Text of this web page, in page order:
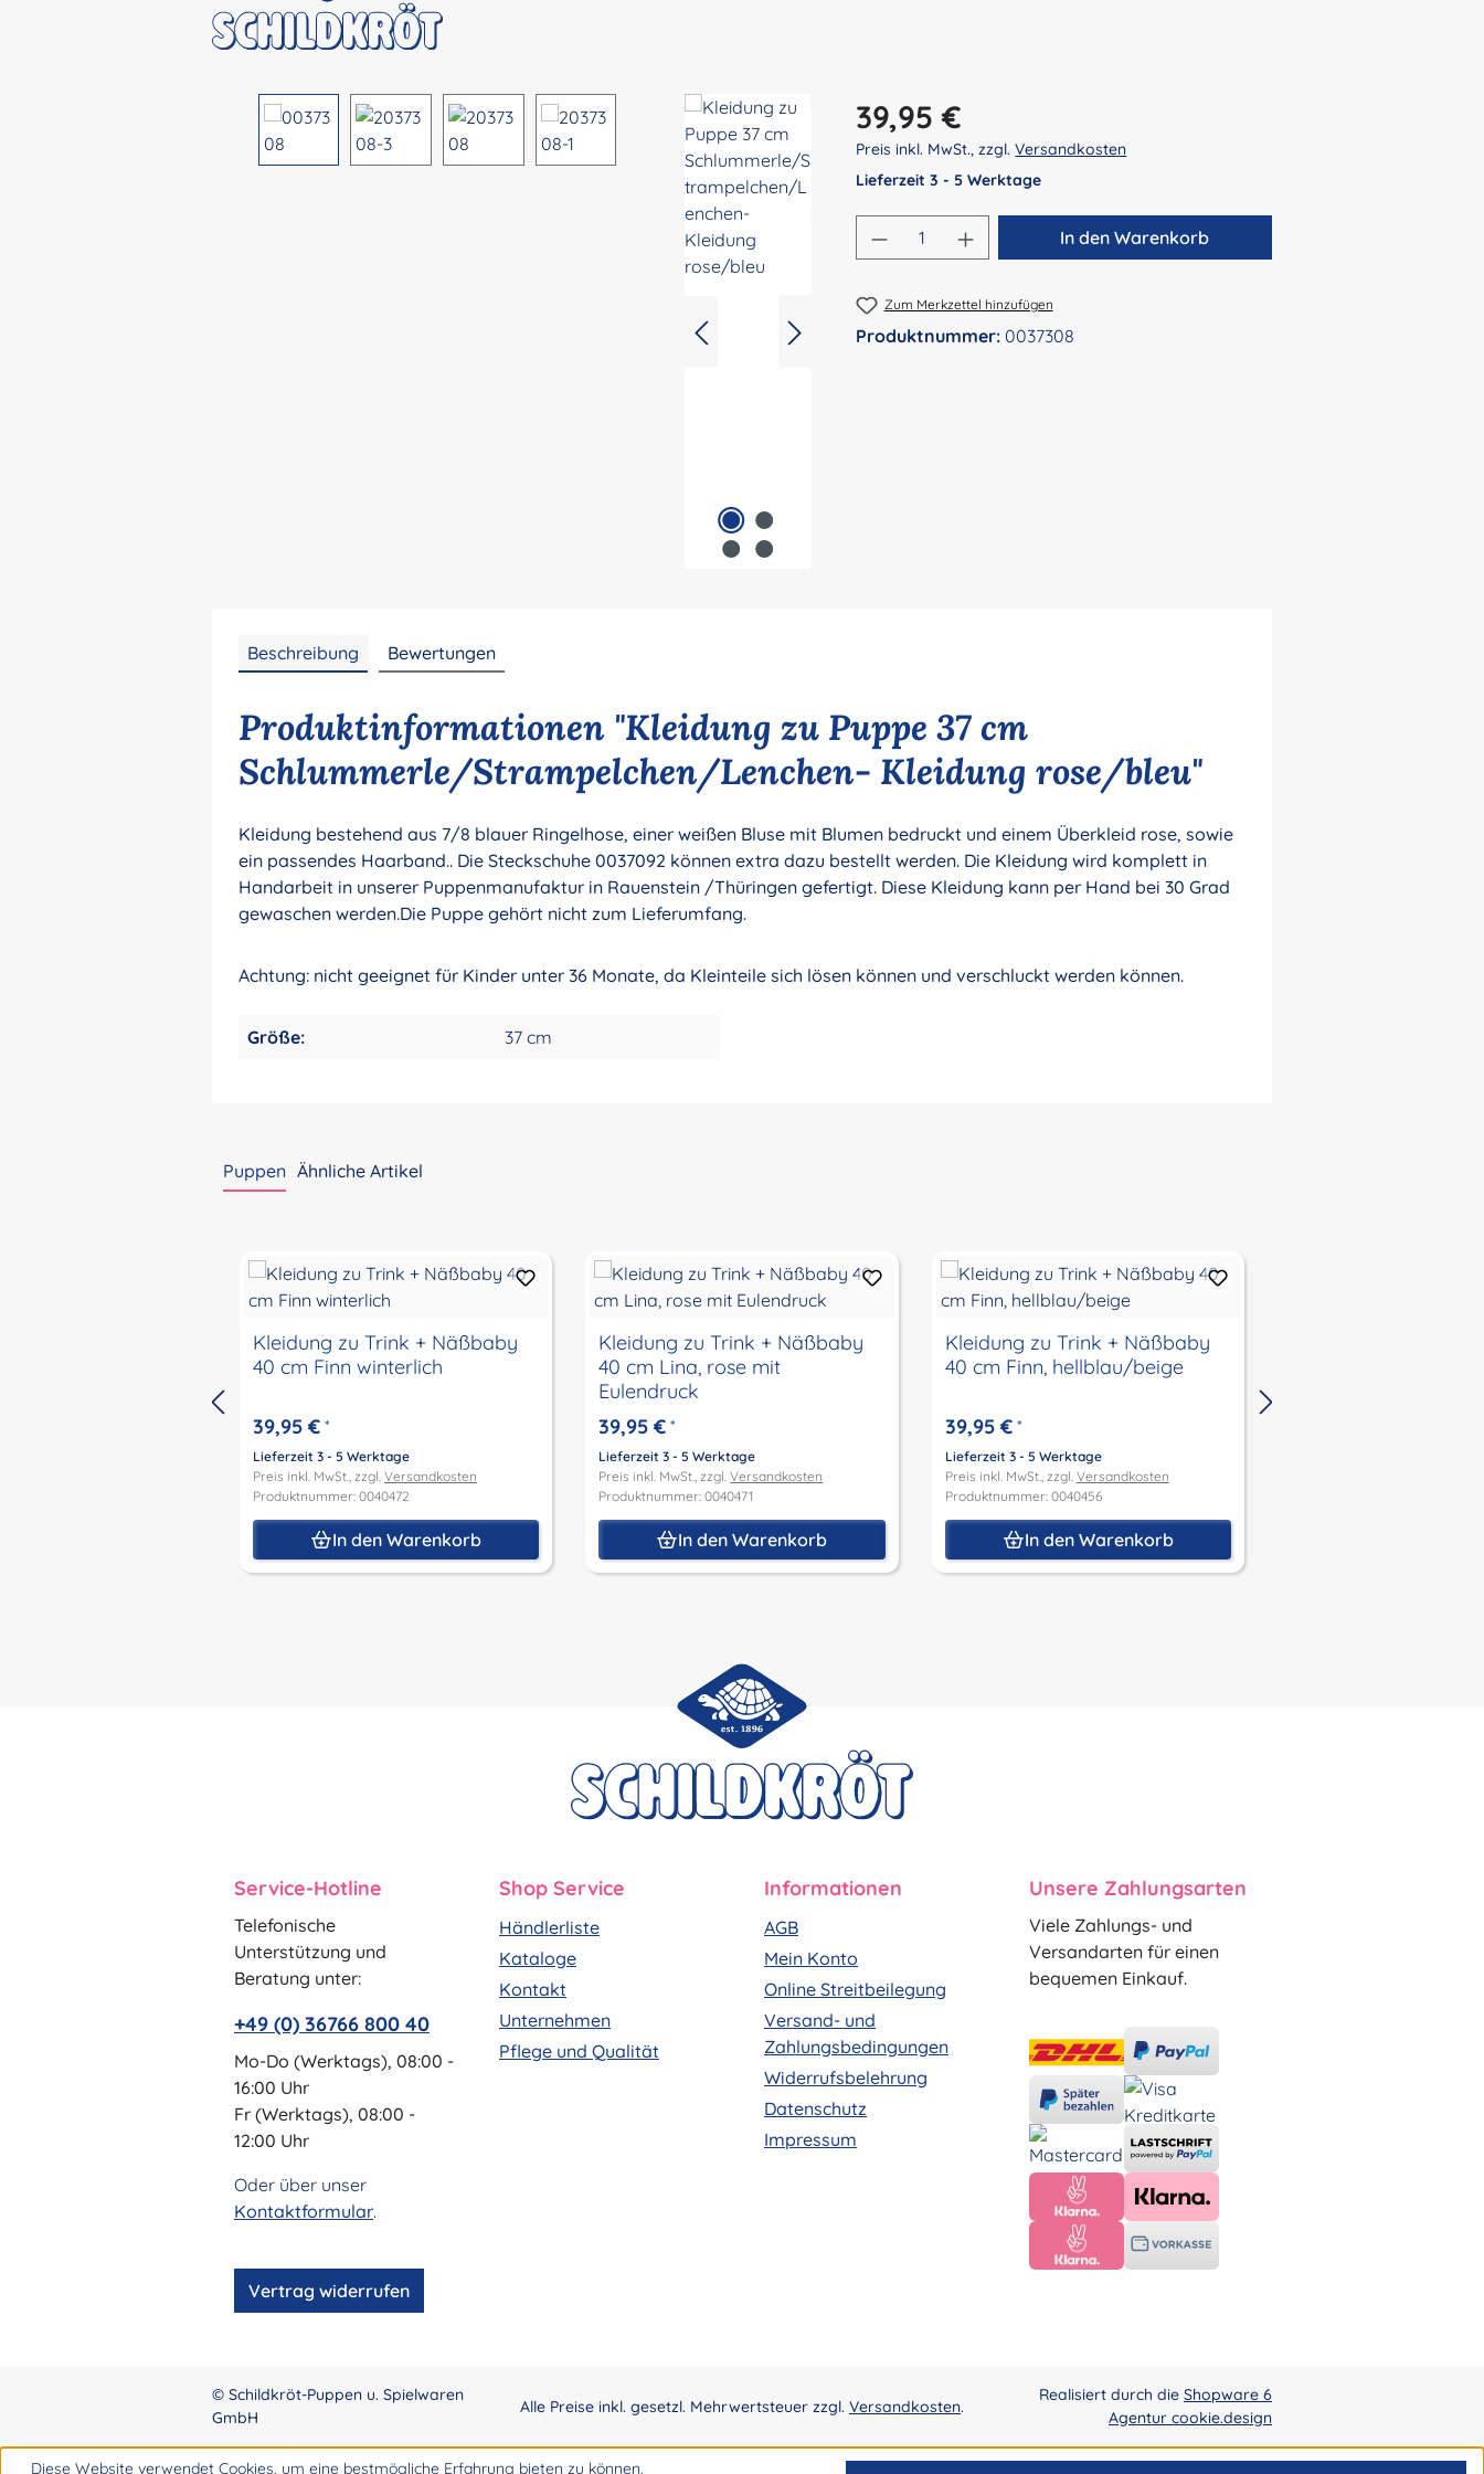
Regulärer Preis:
39,95 €
Preis inkl. MwSt., zzgl.Versandkosten
Lieferzeit 3 - 5 Werktage
Produkt Anzahl: Gib den gewünschten Wert ein
In den Warenkorb
Zum Merkzettel hinzufügen
Produktnummer:0037308
Beschreibung Bewertungen
Produktinformationen "Kleidung zu Puppe 37 cm
Schlummerle/Strampelchen/Lenchen- Kleidung rose/bleu"
Kleidung bestehend aus 7/8 blauer Ringelhose, einer weißen Bluse mit Blumen bedruckt und einem Überkleid rose, sowie
ein passendes Haarband.. Die Steckschuhe 0037092 können extra dazu bestellt werden. Die Kleidung wird komplett in
Handarbeit in unserer Puppenmanufaktur in Rauenstein /Thüringen gefertigt. Diese Kleidung kann per Hand bei 30 Grad
gewaschen werden.Die Puppe gehört nicht zum Lieferumfang.
Achtung: nicht geeignet für Kinder unter 36 Monate, da Kleinteile sich lösen können und verschluckt werden können.
Größe: 37 cm
Puppen Ähnliche Artikel
Kleidung zu Trink + Näßbaby
40 cm Finn winterlich
39,95 € *
Lieferzeit 3 - 5 Werktage
Preis inkl. MwSt., zzgl. Versandkosten
Produktnummer: 0040472
In den Warenkorb
Kleidung zu Trink + Näßbaby
40 cm Lina, rose mit
Eulendruck
39,95 € *
Lieferzeit 3 - 5 Werktage
Preis inkl. MwSt., zzgl.Versandkosten
Produktnummer: 0040471
In den Warenkorb
Kleidung zu Trink + Näßbaby
40 cm Finn, hellblau/beige
39,95 €*
Lieferzeit 3 - 5 Werktage
Preis inkl. MwSt., zzgl. Versandkosten
Produktnummer: 0040456
In den Warenkorb
Service-Hotline
Telefonische
Unterstützung und
Beratung unter:
+49 (0) 36766 800 40
Mo-Do (Werktags), 08:00 -
16:00 Uhr
Fr (Werktags), 08:00 -
12:00 Uhr
Oder über unser
Kontaktformular.
Vertrag widerrufen
Shop Service
Händlerliste
Kataloge
Kontakt
Unternehmen
Pflege und Qualität
Informationen
AGB
Mein Konto
Online Streitbeilegung
Versand- und
Zahlungsbedingungen
Widerrufsbelehrung
Datenschutz
Impressum
Unsere Zahlungsarten
Viele Zahlungs- und
Versandarten für einen
bequemen Einkauf.
© Schildkröt-Puppen u. Spielwaren
GmbH
Alle Preise inkl. gesetzl. Mehrwertsteuer zzgl. Versandkosten.
Realisiert durch die Shopware 6
Agentur cookie.design
Diese Website verwendet Cookies, um eine bestmögliche Erfahrung bieten zu können.